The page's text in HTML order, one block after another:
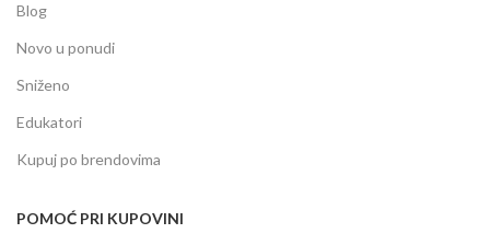
Blog
Novo u ponudi
Sniženo
Edukatori
Kupuj po brendovima
POMOĆ PRI KUPOVINI